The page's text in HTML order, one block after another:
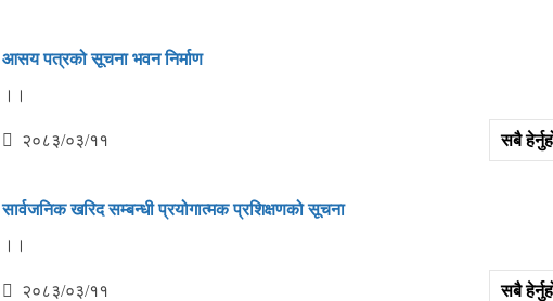
आसय पत्रको सूचना भवन निर्माण
।।
२०८३/०३/११ सबै
सार्वजनिक खरिद सम्‍बन्‍धी प्रयोगात्‍मक प्रशिक्षणको सूचना
।।
२०८३/०३/११ सबै